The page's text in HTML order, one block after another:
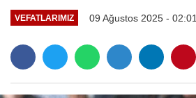
VEFATLARIMIZ 09 Ağustos 2025 - 02:01